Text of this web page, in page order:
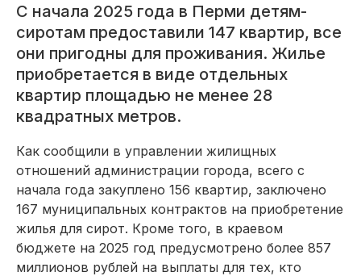
С начала 2025 года в Перми детям-
сиротам предоставили 147 квартир, все
они пригодны для проживания. Жилье
приобретается в виде отдельных
квартир площадью не менее 28
квадратных метров.
Как сообщили в управлении жилищных
отношений администрации города, всего с
начала года закуплено 156 квартир, заключено
167 муниципальных контрактов на приобретение
жилья для сирот. Кроме того, в краевом
бюджете на 2025 год предусмотрено более 857
миллионов рублей на выплаты для тех, кто